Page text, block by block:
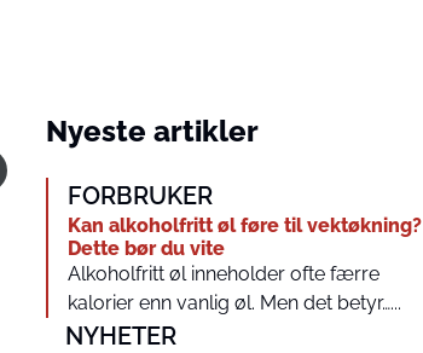
Nyeste artikler
FORBRUKER
Kan alkoholfritt øl føre til vektøkning?
Dette bør du vite
Alkoholfritt øl inneholder ofte færre
kalorier enn vanlig øl. Men det betyr…...
NYHETER